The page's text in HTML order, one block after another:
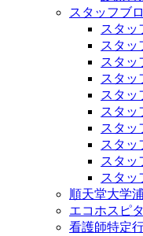
スタッフブ
スタッ
スタッ
スタッ
スタッ
スタッ
スタッ
スタッ
スタッ
スタッ
スタッ
順天堂大学
エコホスピ
看護師特定